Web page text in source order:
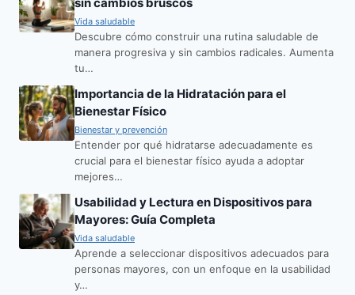
sin cambios bruscos
Vida saludable
Descubre cómo construir una rutina saludable de
manera progresiva y sin cambios radicales. Aumenta
tu…
Importancia de la Hidratación para el
Bienestar Físico
Bienestar y prevención
Entender por qué hidratarse adecuadamente es
crucial para el bienestar físico ayuda a adoptar
mejores…
Usabilidad y Lectura en Dispositivos para
Mayores: Guía Completa
Vida saludable
Aprende a seleccionar dispositivos adecuados para
personas mayores, con un enfoque en la usabilidad
y…